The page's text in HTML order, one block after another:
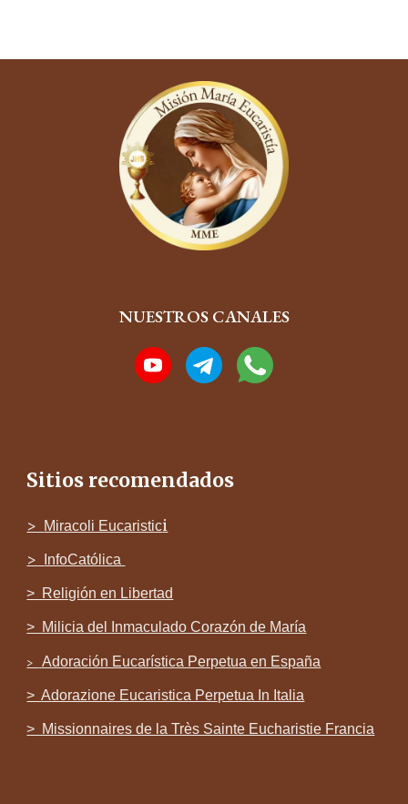
NUESTROS CANALES
Sitios recomendados
> Miracoli Eucaristici
>
InfoCatólica
> Religión en Libertad
> Milicia del Inmaculado Corazón de María
> Adoración Eucarística Perpetua en España
>Adorazione Eucaristica Perpetua In Italia
> Missionnaires de la Très Sainte Eucharistie Francia